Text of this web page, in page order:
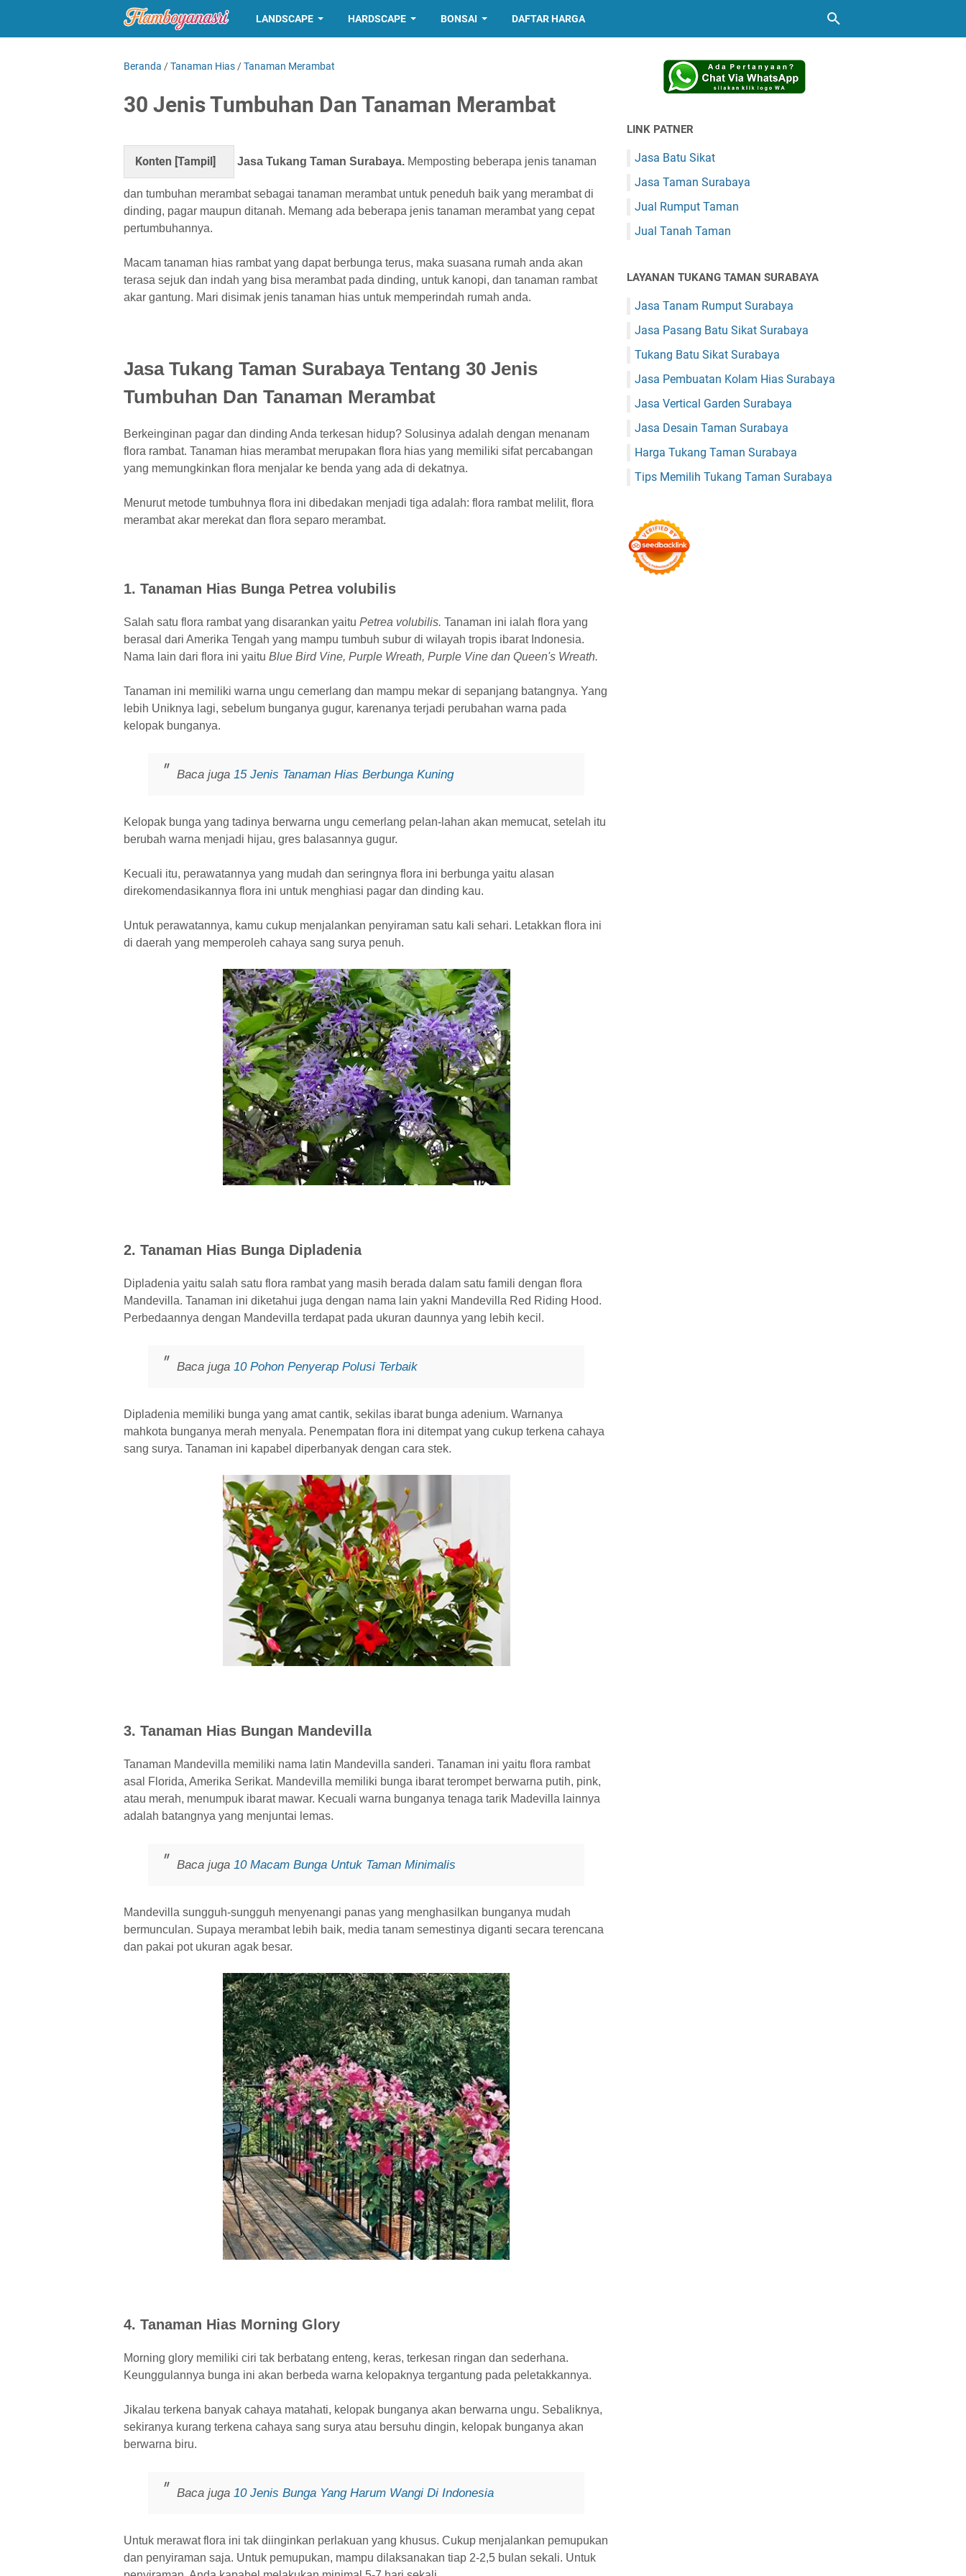
LANDSCAPE HARDSCAPE BONSAI DAFTAR HARGA
Beranda /Tanaman Hias /Tanaman Merambat
30 Jenis Tumbuhan Dan Tanaman Merambat
Konten [Tampil] Jasa Tukang Taman Surabaya. Memposting beberapa jenis tanaman
dan tumbuhan merambat sebagai tanaman merambat untuk peneduh baik yang merambat di
dinding, pagar maupun ditanah. Memang ada beberapa jenis tanaman merambat yang cepat
pertumbuhannya.
Macam tanaman hias rambat yang dapat berbunga terus, maka suasana rumah anda akan
terasa sejuk dan indah yang bisa merambat pada dinding, untuk kanopi, dan tanaman rambat
akar gantung. Mari disimak jenis tanaman hias untuk memperindah rumah anda.
Jasa Tukang Taman Surabaya Tentang 30 Jenis
Tumbuhan Dan Tanaman Merambat
Berkeinginan pagar dan dinding Anda terkesan hidup? Solusinya adalah dengan menanam
flora rambat. Tanaman hias merambat merupakan flora hias yang memiliki sifat percabangan
yang memungkinkan flora menjalar ke benda yang ada di dekatnya.
Menurut metode tumbuhnya flora ini dibedakan menjadi tiga adalah: flora rambat melilit, flora
merambat akar merekat dan flora separo merambat.
1. Tanaman Hias Bunga Petrea volubilis
Salah satu flora rambat yang disarankan yaitu Petrea volubilis. Tanaman ini ialah flora yang
berasal dari Amerika Tengah yang mampu tumbuh subur di wilayah tropis ibarat Indonesia.
Nama lain dari flora ini yaitu Blue Bird Vine, Purple Wreath, Purple Vine dan Queen's Wreath.
Tanaman ini memiliki warna ungu cemerlang dan mampu mekar di sepanjang batangnya. Yang
lebih Uniknya lagi, sebelum bunganya gugur, karenanya terjadi perubahan warna pada
kelopak bunganya.
Baca juga 15 Jenis Tanaman Hias Berbunga Kuning
Kelopak bunga yang tadinya berwarna ungu cemerlang pelan-lahan akan memucat, setelah itu
berubah warna menjadi hijau, gres balasannya gugur.
Kecuali itu, perawatannya yang mudah dan seringnya flora ini berbunga yaitu alasan
direkomendasikannya flora ini untuk menghiasi pagar dan dinding kau.
Untuk perawatannya, kamu cukup menjalankan penyiraman satu kali sehari. Letakkan flora ini
di daerah yang memperoleh cahaya sang surya penuh.
2. Tanaman Hias Bunga Dipladenia
Dipladenia yaitu salah satu flora rambat yang masih berada dalam satu famili dengan flora
Mandevilla. Tanaman ini diketahui juga dengan nama lain yakni Mandevilla Red Riding Hood.
Perbedaannya dengan Mandevilla terdapat pada ukuran daunnya yang lebih kecil.
Baca juga 10 Pohon Penyerap Polusi Terbaik
Dipladenia memiliki bunga yang amat cantik, sekilas ibarat bunga adenium. Warnanya
mahkota bunganya merah menyala. Penempatan flora ini ditempat yang cukup terkena cahaya
sang surya. Tanaman ini kapabel diperbanyak dengan cara stek.
3. Tanaman Hias Bungan Mandevilla
Tanaman Mandevilla memiliki nama latin Mandevilla sanderi. Tanaman ini yaitu flora rambat
asal Florida, Amerika Serikat. Mandevilla memiliki bunga ibarat terompet berwarna putih, pink,
atau merah, menumpuk ibarat mawar. Kecuali warna bunganya tenaga tarik Madevilla lainnya
adalah batangnya yang menjuntai lemas.
Baca juga 10 Macam Bunga Untuk Taman Minimalis
Mandevilla sungguh-sungguh menyenangi panas yang menghasilkan bunganya mudah
bermunculan. Supaya merambat lebih baik, media tanam semestinya diganti secara terencana
dan pakai pot ukuran agak besar.
4. Tanaman Hias Morning Glory
Morning glory memiliki ciri tak berbatang enteng, keras, terkesan ringan dan sederhana.
Keunggulannya bunga ini akan berbeda warna kelopaknya tergantung pada peletakkannya.
Jikalau terkena banyak cahaya matahati, kelopak bunganya akan berwarna ungu. Sebaliknya,
sekiranya kurang terkena cahaya sang surya atau bersuhu dingin, kelopak bunganya akan
berwarna biru.
Baca juga 10 Jenis Bunga Yang Harum Wangi Di Indonesia
Untuk merawat flora ini tak diinginkan perlakuan yang khusus. Cukup menjalankan pemupukan
dan penyiraman saja. Untuk pemupukan, mampu dilaksanakan tiap 2-2,5 bulan sekali. Untuk
LINK PATNER
Jasa Batu Sikat
Jasa Taman Surabaya
Jual Rumput Taman
Jual Tanah Taman
LAYANAN TUKANG TAMAN SURABAYA
Jasa Tanam Rumput Surabaya
Jasa Pasang Batu Sikat Surabaya
Tukang Batu Sikat Surabaya
Jasa Pembuatan Kolam Hias Surabaya
Jasa Vertical Garden Surabaya
Jasa Desain Taman Surabaya
Harga Tukang Taman Surabaya
Tips Memilih Tukang Taman Surabaya